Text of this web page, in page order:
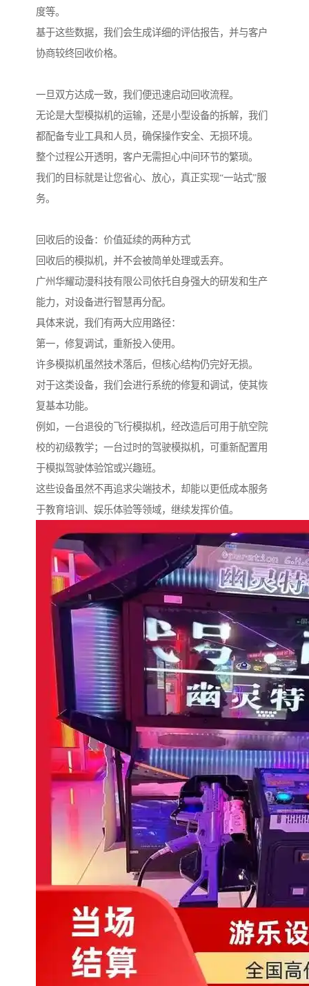
度等。
基于这些数据，我们会生成详细的评估报告，并与客户
协商较终回收价格。
一旦双方达成一致，我们便迅速启动回收流程。
无论是大型模拟机的运输，还是小型设备的拆解，我们
都配备专业工具和人员，确保操作安全、无损环境。
整个过程公开透明，客户无需担心中间环节的繁琐。
我们的目标就是让您省心、放心，真正实现“一站式”服
务。
回收后的设备：价值延续的两种方式
回收后的模拟机，并不会被简单处理或丢弃。
广州华耀动漫科技有限公司依托自身强大的研发和生产
能力，对设备进行智慧再分配。
具体来说，我们有两大应用路径：
第一，修复调试，重新投入使用。
许多模拟机虽然技术落后，但核心结构仍完好无损。
对于这类设备，我们会进行系统的修复和调试，使其恢
复基本功能。
例如，一台退役的飞行模拟机，经改造后可用于航空院
校的初级教学；一台过时的驾驶模拟机，可重新配置用
于模拟驾驶体验馆或兴趣班。
这些设备虽然不再追求尖端技术，却能以更低成本服务
于教育培训、娱乐体验等领域，继续发挥价值。